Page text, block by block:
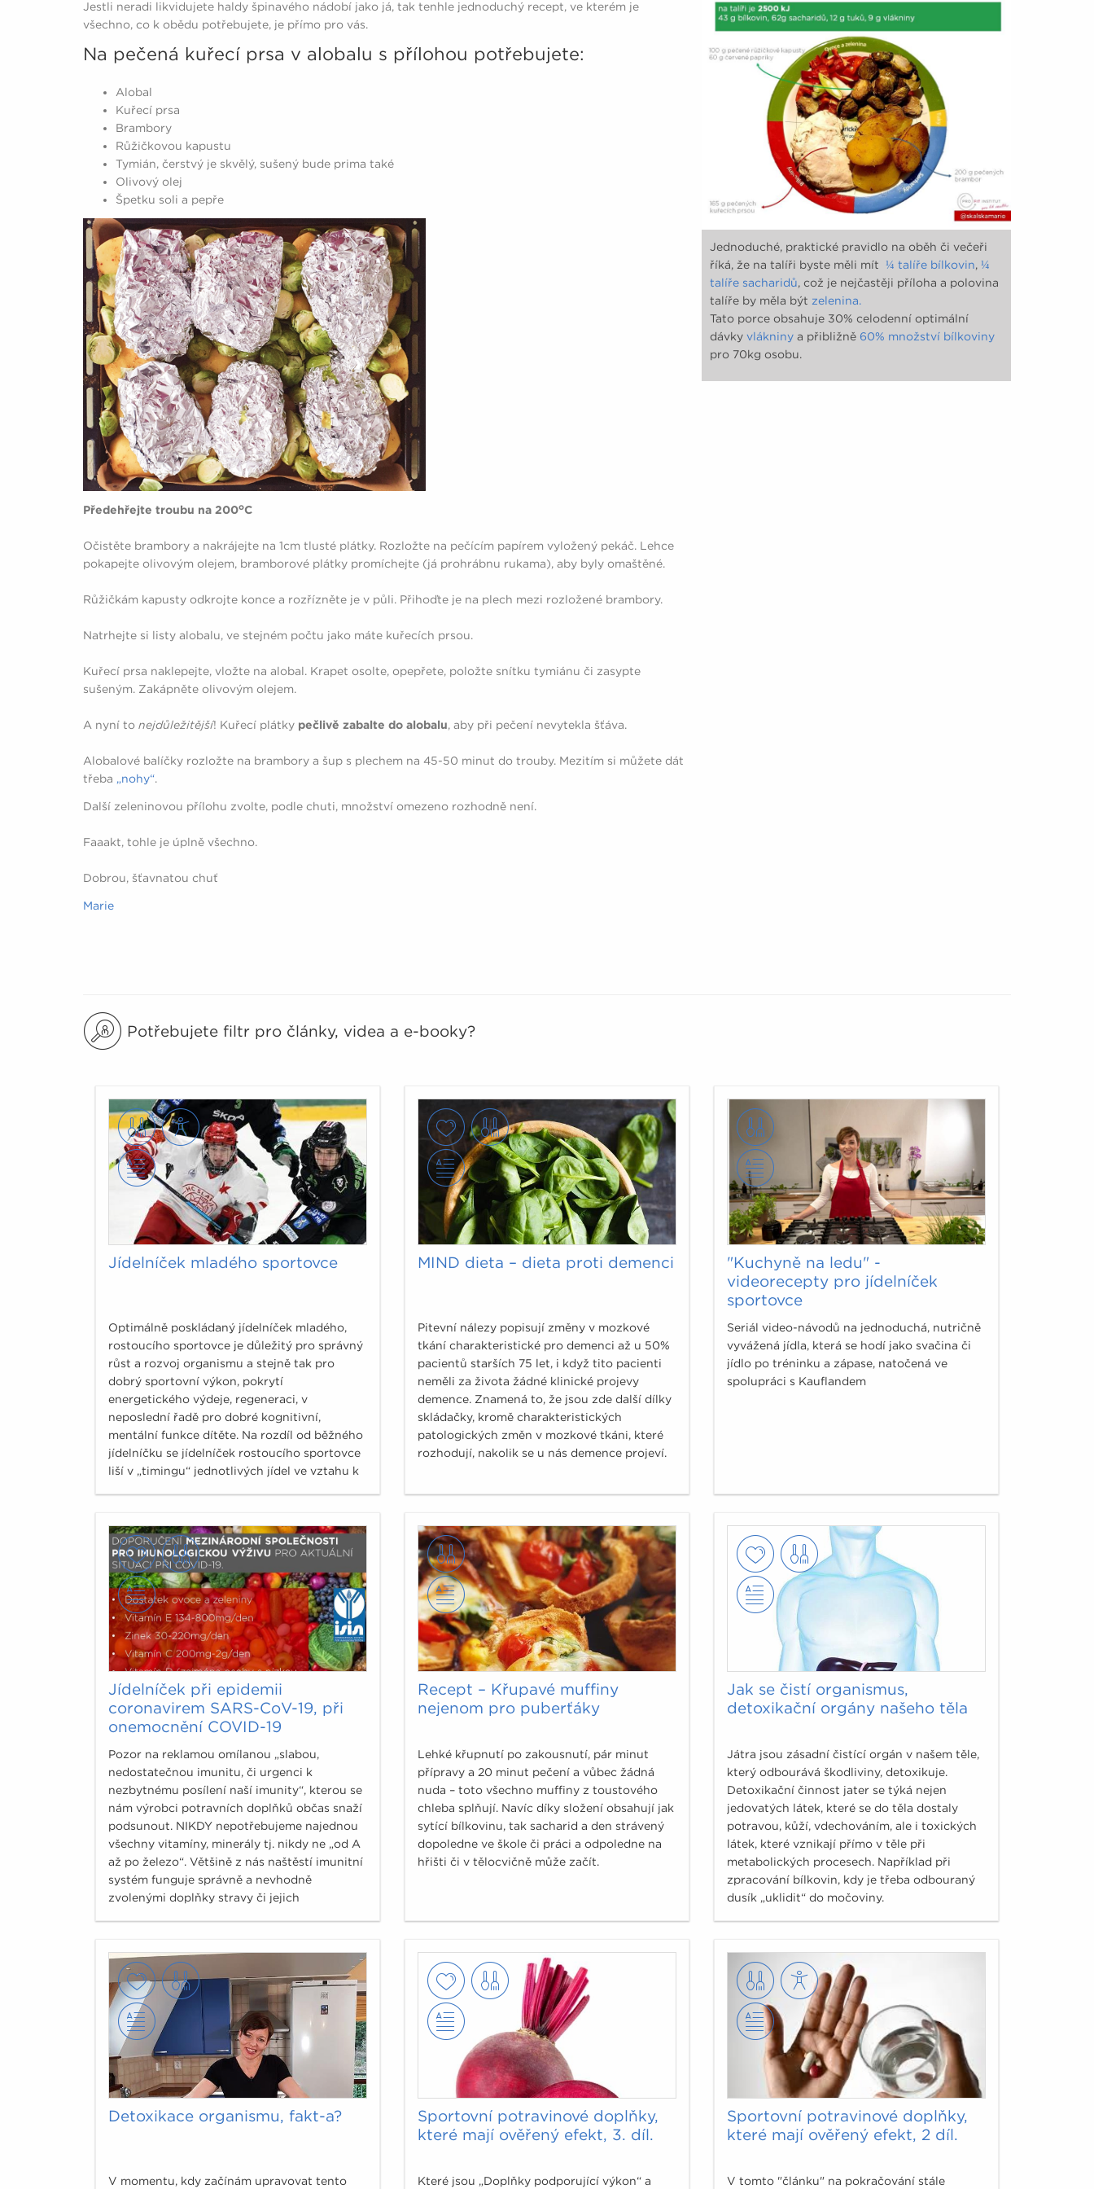
zlepšení životního stylu.
Jestli neradi likvidujete haldy špinavého nádobí jako já, tak tenhle jednoduchý recept, ve kterém je
všechno, co k obědu potřebujete, je přímo pro vás.
Na pečená kuřecí prsa v alobalu s přílohou potřebujete:
Alobal
Kuřecí prsa
Brambory
Růžičkovou kapustu
Tymián, čerstvý je skvělý, sušený bude prima také
Olivový olej
Špetku soli a pepře
Předehřejte troubu na 200oC
Očistěte brambory a nakrájejte na 1cm tlusté plátky. Rozložte na pečícím papírem vyložený pekáč. Lehce
pokapejte olivovým olejem, bramborové plátky promíchejte (já prohrábnu rukama), aby byly omaštěné.
Růžičkám kapusty odkrojte konce a rozřízněte je v půli. Přihoďte je na plech mezi rozložené brambory.
Natrhejte si listy alobalu, ve stejném počtu jako máte kuřecích prsou.
Kuřecí prsa naklepejte, vložte na alobal. Krapet osolte, opepřete, položte snítku tymiánu či zasypte
sušeným. Zakápněte olivovým olejem.
A nyní to nejdůležitější! Kuřecí plátky pečlivě zabalte do alobalu, aby při pečení nevytekla šťáva.
Alobalové balíčky rozložte na brambory a šup s plechem na 45-50 minut do trouby. Mezitím si můžete dát
třeba „nohy“.
Další zeleninovou přílohu zvolte, podle chuti, množství omezeno rozhodně není.
Faaakt, tohle je úplně všechno.
Dobrou, šťavnatou chuť
Marie
Jednoduché, praktické pravidlo na oběh či večeři
říká, že na talíři byste měli mít ¼ talíře bílkovin, ¼
talíře sacharidů, což je nejčastěji příloha a polovina
talíře by měla být zelenina.
Tato porce obsahuje 30% celodenní optimální
dávky vlákniny a přibližně 60% množství bílkoviny
pro 70kg osobu.
Potřebujete filtr pro články, videa a e-booky?
Jídelníček mladého sportovce
Optimálně poskládaný jídelníček mladého,
rostoucího sportovce je důležitý pro správný
růst a rozvoj organismu a stejně tak pro
dobrý sportovní výkon, pokrytí
energetického výdeje, regeneraci, v
neposlední řadě pro dobré kognitivní,
mentální funkce dítěte. Na rozdíl od běžného
jídelníčku se jídelníček rostoucího sportovce
liší v „timingu“ jednotlivých jídel ve vztahu k
MIND dieta – dieta proti demenci
Pitevní nálezy popisují změny v mozkové
tkání charakteristické pro demenci až u 50%
pacientů starších 75 let, i když tito pacienti
neměli za života žádné klinické projevy
demence. Znamená to, že jsou zde další dílky
skládačky, kromě charakteristických
patologických změn v mozkové tkáni, které
rozhodují, nakolik se u nás demence projeví.
"Kuchyně na ledu" -
videorecepty pro jídelníček
sportovce
Seriál video-návodů na jednoduchá, nutričně
vyvážená jídla, která se hodí jako svačina či
jídlo po tréninku a zápase, natočená ve
spolupráci s Kauflandem
Jídelníček při epidemii
coronavirem SARS-CoV-19, při
onemocnění COVID-19
Pozor na reklamou omílanou „slabou,
nedostatečnou imunitu, či urgenci k
nezbytnému posílení naší imunity“, kterou se
nám výrobci potravních doplňků občas snaží
podsunout. NIKDY nepotřebujeme najednou
všechny vitamíny, minerály tj. nikdy ne „od A
až po železo“. Většině z nás naštěstí imunitní
systém funguje správně a nevhodně
zvolenými doplňky stravy či jejich
Recept – Křupavé muffiny
nejenom pro puberťáky
Lehké křupnutí po zakousnutí, pár minut
přípravy a 20 minut pečení a vůbec žádná
nuda – toto všechno muffiny z toustového
chleba splňují. Navíc díky složení obsahují jak
sytící bílkovinu, tak sacharid a den strávený
dopoledne ve škole či práci a odpoledne na
hřišti či v tělocvičně může začít.
Jak se čistí organismus,
detoxikační orgány našeho těla
Játra jsou zásadní čistící orgán v našem těle,
který odbourává škodliviny, detoxikuje.
Detoxikační činnost jater se týká nejen
jedovatých látek, které se do těla dostaly
potravou, kůží, vdechováním, ale i toxických
látek, které vznikají přímo v těle při
metabolických procesech. Například při
zpracování bílkovin, kdy je třeba odbouraný
dusík „uklidit“ do močoviny.
Detoxikace organismu, fakt-a?
V momentu, kdy začínám upravovat tento
Sportovní potravinové doplňky,
které mají ověřený efekt, 3. díl.
Které jsou „Doplňky podporující výkon“ a
Sportovní potravinové doplňky,
které mají ověřený efekt, 2 díl.
V tomto "článku" na pokračování stále